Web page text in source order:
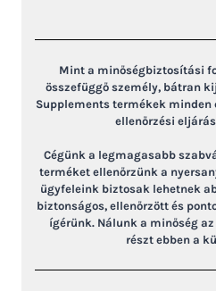
Mint a minőségbiztosítási
összefüggő személy, bátran
Supplements termékek minden
ellenőrzési
Cégünk a legmagasabb
terméket ellenőrzünk a
ügyfeleink biztosak lehetnek
biztonságos, ellenőrzött és
ígérünk. Nálunk a minőség
részt ebben a